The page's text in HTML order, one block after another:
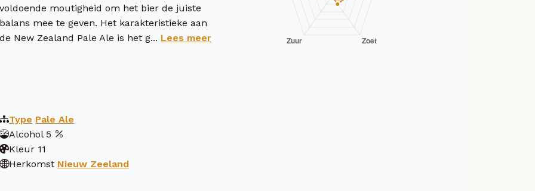
voldoende moutigheid om het bier de juiste
balans mee te geven. Het karakteristieke aan
de New Zealand Pale Ale is het g... Lees meer
Type Pale Ale
Alcohol 5
Kleur 11
Herkomst Nieuw Zeeland